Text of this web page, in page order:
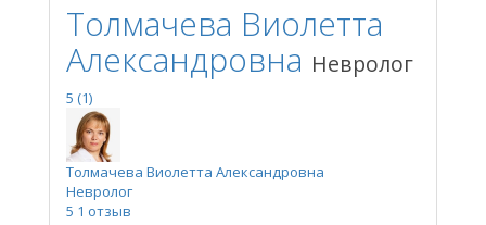
Толмачева Виолетта
Александровна Невролог
5 (1)
Толмачева Виолетта Александровна
Невролог
5 1 отзыв